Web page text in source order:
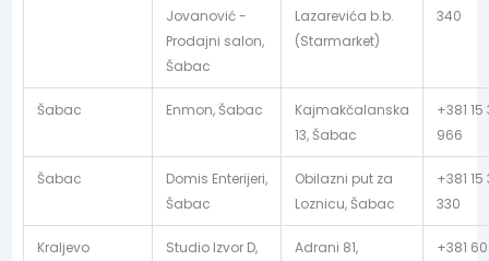
Jovanović -
Prodajni salon,
Šabac
Lazarevića b.b.
(Starmarket)
340
Šabac Enmon, Šabac
Kajmakčalanska
13, Šabac
+381 15
966
Šabac
Domis Enterijeri,
Šabac
Obilazni put za
Loznicu, Šabac
+381 15
330
Kraljevo
Studio Izvor D,
Adrani 81,
+381